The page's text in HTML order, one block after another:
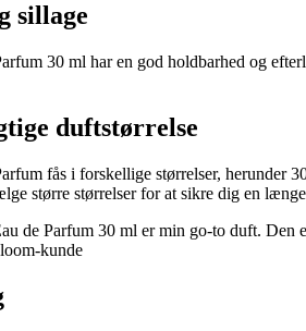
sillage
30 ml har en god holdbarhed og
duftstørrelse
fås i forskellige størrelser, herunder
større størrelser for at sikre dig en
de Parfum 30 ml er min go-to duft. Den
kunde